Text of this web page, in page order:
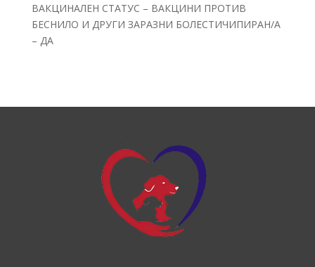
ВАКЦИНАЛЕН СТАТУС – ВАКЦИНИ ПРОТИВ
БЕСНИЛО И ДРУГИ ЗАРАЗНИ БОЛЕСТИЧИПИРАН/А
– ДА